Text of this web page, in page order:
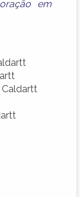
em
Caldartt